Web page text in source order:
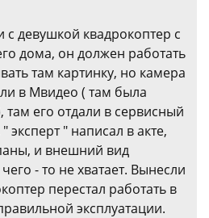
с девушкой квадрокоптер с
дома, он должен работать
там картинку, но камера
в Мвидео ( там была
там его отдали в сервисный
эксперт " написал в акте,
и внешний вид
- то не хватает. Вынесли
перестал работать в
эксплуатации.